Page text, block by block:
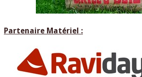
Partenaire Matériel :